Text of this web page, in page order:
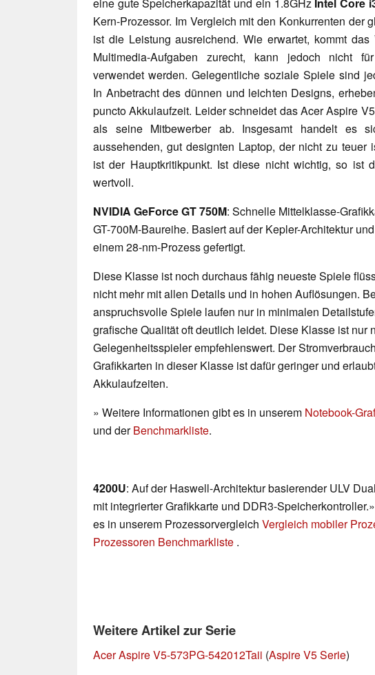
eine gute Speicherkapazität und ein 1.8GHz Intel Core
Kern-Prozessor. Im Vergleich mit den Konkurrenten der
ist die Leistung ausreichend. Wie erwartet, kommt
Multimedia-Aufgaben zurecht, kann jedoch nicht für
verwendet werden. Gelegentliche soziale Spiele sind
In Anbetracht des dünnen und leichten Designs,
puncto Akkulaufzeit. Leider schneidet das Acer Aspire
als seine Mitbewerber ab. Insgesamt handelt es
aussehenden, gut designten Laptop, der nicht zu teuer
ist der Hauptkritikpunkt. Ist diese nicht wichtig, so ist
wertvoll.
NVIDIA GeForce GT 750M: Schnelle Mittelklasse-
GT-700M-Baureihe. Basiert auf der Kepler-Architektur
einem 28-nm-Prozess gefertigt.
Diese Klasse ist noch durchaus fähig neueste Spiele
nicht mehr mit allen Details und in hohen Auflösungen.
anspruchsvolle Spiele laufen nur in minimalen
grafische Qualität oft deutlich leidet. Diese Klasse ist nur
Gelegenheitsspieler empfehlenswert. Der
Grafikkarten in dieser Klasse ist dafür geringer und
Akkulaufzeiten.
» Weitere Informationen gibt es in unserem Notebook-
und derBenchmarkliste.
4200U: Auf der Haswell-Architektur basierender ULV
mit integrierter Grafikkarte und DDR3-
es in unserem Prozessorvergleich Vergleich mobiler
Prozessoren Benchmarkliste .
Weitere Artikel zur Serie
Acer Aspire V5-573PG-542012Taii (Aspire V5 Serie)